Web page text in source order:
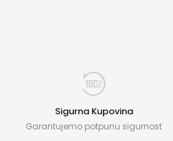
Sigurna Kupovina
Garantujemo potpunu sigurnost